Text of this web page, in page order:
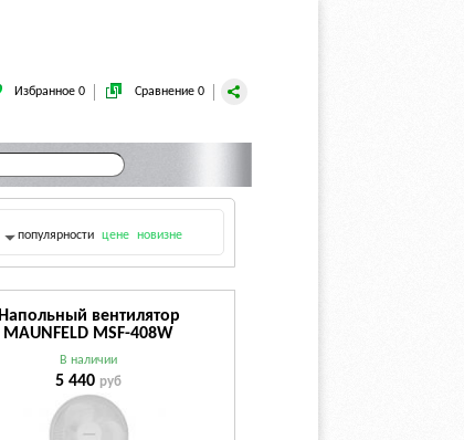
Избранное 0 Сравнение 0
популярности цене новизне
Напольный вентилятор
MAUNFELD MSF-408W
В наличии
5 440 руб